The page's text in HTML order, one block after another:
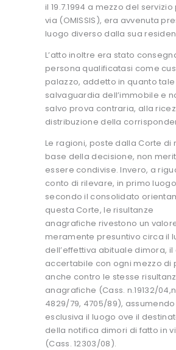
il 19.7.1994 a mezzo del
via (OMISSIS), era avvenuta
luogo diverso dalla sua
L’atto inoltre era stato
persona qualificatasi come
palazzo, addetto in quanto
salvaguardia dell’immobile e
salvo prova contraria, alla
distribuzione della
Le ragioni, poste dalla Corte di
base della decisione, non
essere condivise. Invero, a
conto di rilevare, in primo
secondo il consolidato
questa Corte, le risultanze
anagrafiche rivestono un
meramente presuntivo circa il
dell’effettiva abituale dimora, il
accertabile con ogni mezzo di
anche contro le stesse
anagrafiche (Cass. n.19132/
4829/79, 4705/89),
esclusiva il luogo ove il
della notifica dimori di fatto in
(Cass. 12303/08).